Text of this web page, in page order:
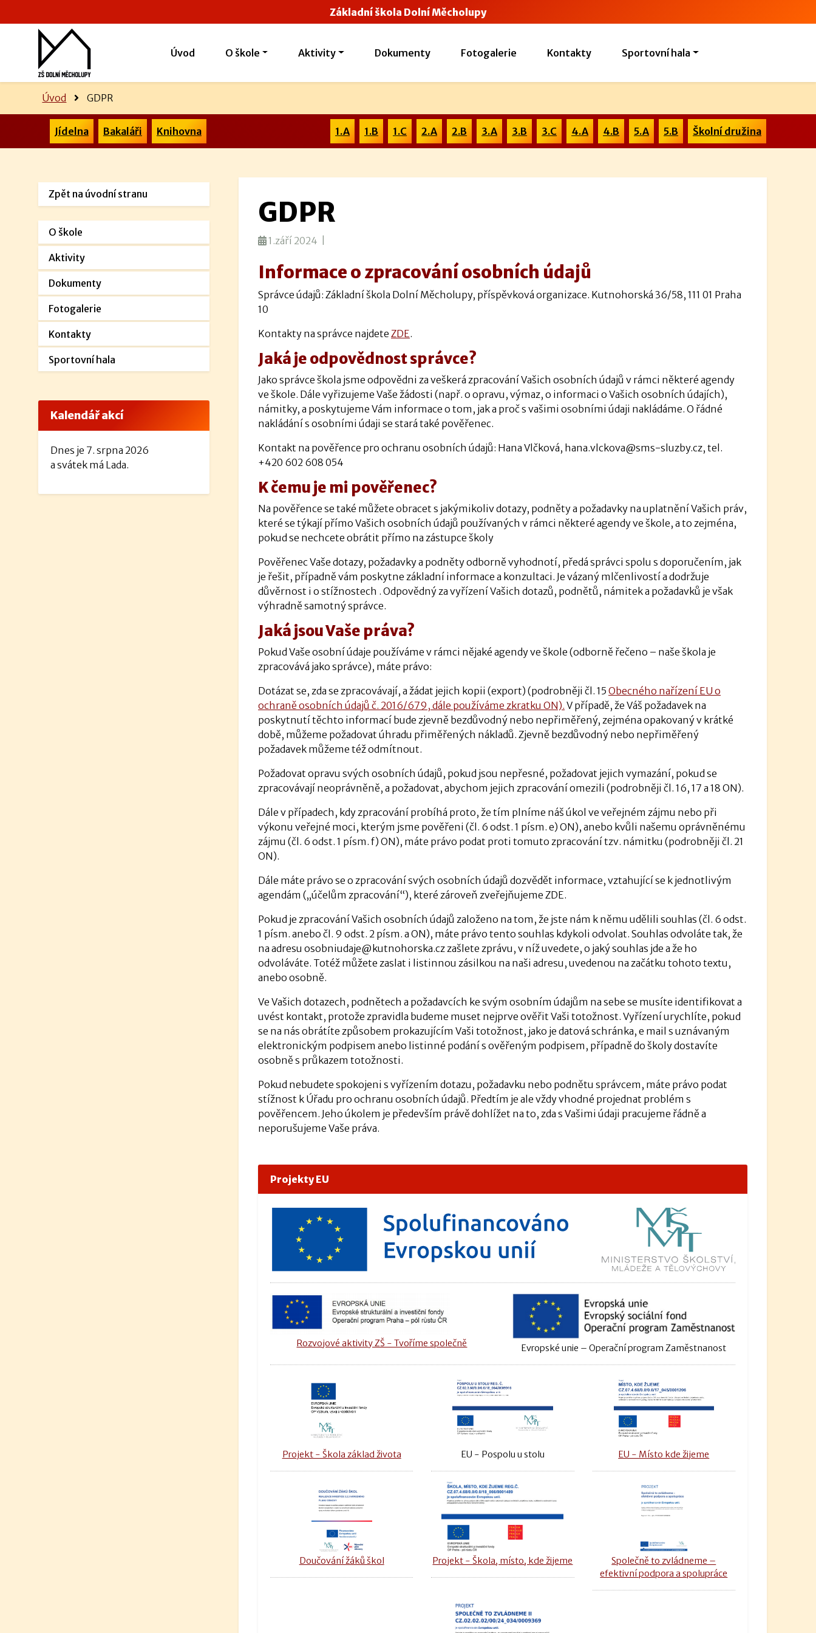
Základní škola Dolní Měcholupy
Úvod O škole Aktivity Dokumenty Fotogalerie Kontakty Sportovní hala
Úvod GDPR
1.A 1.B 1.C 2.A 2.B 3.A 3.B 3.C 4.A 4.B 5.A 5.B Školní družina
Jídelna Bakaláři Knihovna
GDPR
1.září 2024 |
Informace o zpracování osobních údajů
Správce údajů: Základní škola Dolní Měcholupy, příspěvková organizace. Kutnohorská 36/58, 111 01 Praha
10
Kontakty na správce najdete ZDE.
Jaká je odpovědnost správce?
Jako správce škola jsme odpovědni za veškerá zpracování Vašich osobních údajů v rámci některé agendy
ve škole. Dále vyřizujeme Vaše žádosti (např. o opravu, výmaz, o informaci o Vašich osobních údajích),
námitky, a poskytujeme Vám informace o tom, jak a proč s vašimi osobními údaji nakládáme. O řádné
nakládání s osobními údaji se stará také pověřenec.
Kontakt na pověřence pro ochranu osobních údajů: Hana Vlčková, hana.vlckova@sms-sluzby.cz, tel.
+420 602 608 054
K čemu je mi pověřenec?
Na pověřence se také můžete obracet s jakýmikoliv dotazy, podněty a požadavky na uplatnění Vašich práv,
které se týkají přímo Vašich osobních údajů používaných v rámci některé agendy ve škole, a to zejména,
pokud se nechcete obrátit přímo na zástupce školy
Pověřenec Vaše dotazy, požadavky a podněty odborně vyhodnotí, předá správci spolu s doporučením, jak
je řešit, případně vám poskytne základní informace a konzultaci. Je vázaný mlčenlivostí a dodržuje
důvěrnost i o stížnostech . Odpovědný za vyřízení Vašich dotazů, podnětů, námitek a požadavků je však
výhradně samotný správce.
Jaká jsou Vaše práva?
Pokud Vaše osobní údaje používáme v rámci nějaké agendy ve škole (odborně řečeno – naše škola je
zpracovává jako správce), máte právo:
Dotázat se, zda se zpracovávají, a žádat jejich kopii (export) (podrobněji čl. 15Obecného nařízení EU o
ochraně osobních údajů č. 2016/679, dále používáme zkratku ON). V případě, že Váš požadavek na
poskytnutí těchto informací bude zjevně bezdůvodný nebo nepřiměřený, zejména opakovaný v krátké
době, můžeme požadovat úhradu přiměřených nákladů. Zjevně bezdůvodný nebo nepřiměřený
požadavek můžeme též odmítnout.
Požadovat opravu svých osobních údajů, pokud jsou nepřesné, požadovat jejich vymazání, pokud se
zpracovávají neoprávněně, a požadovat, abychom jejich zpracování omezili (podrobněji čl. 16, 17 a 18 ON).
Dále v případech, kdy zpracování probíhá proto, že tím plníme náš úkol ve veřejném zájmu nebo při
výkonu veřejné moci, kterým jsme pověřeni (čl. 6 odst. 1 písm. e) ON), anebo kvůli našemu oprávněnému
zájmu (čl. 6 odst. 1 písm. f) ON), máte právo podat proti tomuto zpracování tzv. námitku (podrobněji čl. 21
ON).
Dále máte právo se o zpracování svých osobních údajů dozvědět informace, vztahující se k jednotlivým
agendám („účelům zpracování“), které zároveň zveřejňujeme ZDE.
Pokud je zpracování Vašich osobních údajů založeno na tom, že jste nám k němu udělili souhlas (čl. 6 odst.
1 písm. anebo čl. 9 odst. 2 písm. a ON), máte právo tento souhlas kdykoli odvolat. Souhlas odvoláte tak, že
na adresu osobniudaje@kutnohorska.cz zašlete zprávu, v níž uvedete, o jaký souhlas jde a že ho
odvoláváte. Totéž můžete zaslat i listinnou zásilkou na naši adresu, uvedenou na začátku tohoto textu,
anebo osobně.
Ve Vašich dotazech, podnětech a požadavcích ke svým osobním údajům na sebe se musíte identifikovat a
uvést kontakt, protože zpravidla budeme muset nejprve ověřit Vaši totožnost. Vyřízení urychlíte, pokud
se na nás obrátíte způsobem prokazujícím Vaši totožnost, jako je datová schránka, e mail s uznávaným
elektronickým podpisem anebo listinné podání s ověřeným podpisem, případně do školy dostavíte
osobně s průkazem totožnosti.
Pokud nebudete spokojeni s vyřízením dotazu, požadavku nebo podnětu správcem, máte právo podat
stížnost k Úřadu pro ochranu osobních údajů. Předtím je ale vždy vhodné projednat problém s
pověřencem. Jeho úkolem je především právě dohlížet na to, zda s Vašimi údaji pracujeme řádně a
neporušujeme Vaše práva.
Projekty EU
Rozvojové aktivity ZŠ - Tvoříme společně Evropské unie – Operační program Zaměstnanost
Projekt - Škola základ života EU - Pospolu u stolu EU - Místo kde žijeme
Doučování žáků škol Projekt - Škola, místo, kde žijeme
Společně to zvládneme –
efektivní podpora a spolupráce
Zpět na úvodní stranu
O škole
Aktivity
Dokumenty
Fotogalerie
Kontakty
Sportovní hala
Kalendář akcí
Dnes je 7. srpna 2026
a svátek má Lada.